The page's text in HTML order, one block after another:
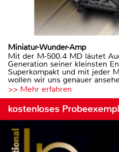
Miniatur-Wunder-Amp
Mit der M-500.4 MD läutet
Generation seiner kleinsten
Superkompakt und mit jeder
wollen wir uns genauer
>> Mehr erfahren
kostenloses